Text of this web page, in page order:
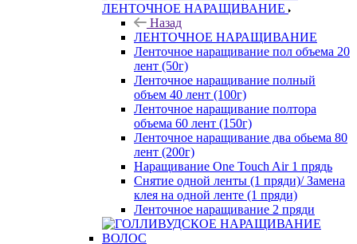
ЛЕНТОЧНОЕ НАРАЩИВАНИЕ
Назад
ЛЕНТОЧНОЕ НАРАЩИВАНИЕ
Ленточное наращивание пол объема 20
лент (50г)
Ленточное наращивание полный
объем 40 лент (100г)
Ленточное наращивание полтора
объема 60 лент (150г)
Ленточное наращивание два обьема 80
лент (200г)
Наращивание One Touch Air 1 прядь
Снятие одной ленты (1 пряди)/ Замена
клея на одной ленте (1 пряди)
Ленточное наращивание 2 пряди